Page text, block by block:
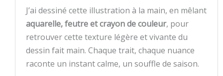
J’ai dessiné cette illustration à la main, en mêlant
aquarelle, feutre et crayon de couleur, pour
retrouver cette texture légère et vivante du
dessin fait main. Chaque trait, chaque nuance
raconte un instant calme, un souffle de saison.